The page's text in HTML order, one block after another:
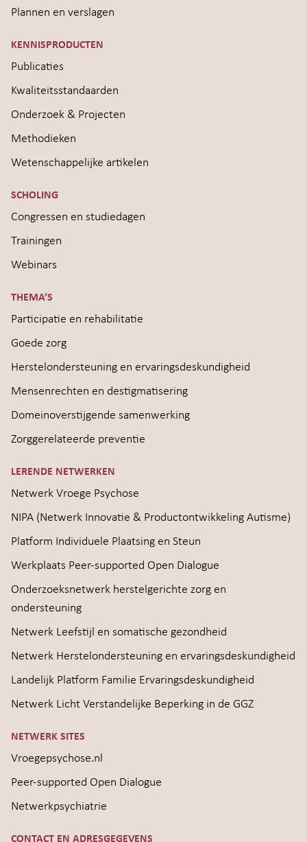
Plannen en verslagen
KENNISPRODUCTEN
Publicaties
Kwaliteitsstandaarden
Onderzoek & Projecten
Methodieken
Wetenschappelijke artikelen
SCHOLING
Congressen en studiedagen
Trainingen
Webinars
THEMA’S
Participatie en rehabilitatie
Goede zorg
Herstelondersteuning en ervaringsdeskundigheid
Mensenrechten en destigmatisering
Domeinoverstijgende samenwerking
Zorggerelateerde preventie
LERENDE NETWERKEN
Netwerk Vroege Psychose
NIPA (Netwerk Innovatie & Productontwikkeling Autisme)
Platform Individuele Plaatsing en Steun
Werkplaats Peer-supported Open Dialogue
Onderzoeksnetwerk herstelgerichte zorg en
ondersteuning
Netwerk Leefstijl en somatische gezondheid
Netwerk Herstelondersteuning en ervaringsdeskundigheid
Landelijk Platform Familie Ervaringsdeskundigheid
Netwerk Licht Verstandelijke Beperking in de GGZ
NETWERK SITES
Vroegepsychose.nl
Peer-supported Open Dialogue
Netwerkpsychiatrie
CONTACT EN ADRESGEGEVENS